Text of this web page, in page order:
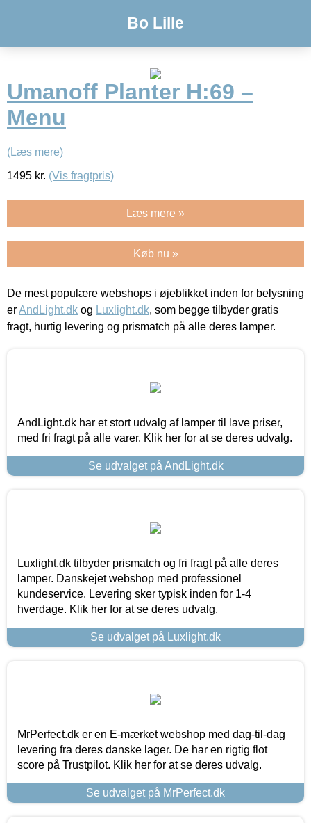
Bo Lille
Umanoff Planter H:69 –
Menu
(Læs mere)
1495 kr. (Vis fragtpris)
Læs mere »
Køb nu »
De mest populære webshops i øjeblikket inden for belysning
erAndLight.dk og Luxlight.dk, som begge tilbyder gratis
fragt, hurtig levering og prismatch på alle deres lamper.
AndLight.dk har et stort udvalg af lamper til lave priser,
med fri fragt på alle varer. Klik her for at se deres udvalg.
Se udvalget på AndLight.dk
Luxlight.dk tilbyder prismatch og fri fragt på alle deres
lamper. Danskejet webshop med professionel
kundeservice. Levering sker typisk inden for 1-4
hverdage. Klik her for at se deres udvalg.
Se udvalget på Luxlight.dk
MrPerfect.dk er en E-mærket webshop med dag-til-dag
levering fra deres danske lager. De har en rigtig flot
score på Trustpilot. Klik her for at se deres udvalg.
Se udvalget på MrPerfect.dk